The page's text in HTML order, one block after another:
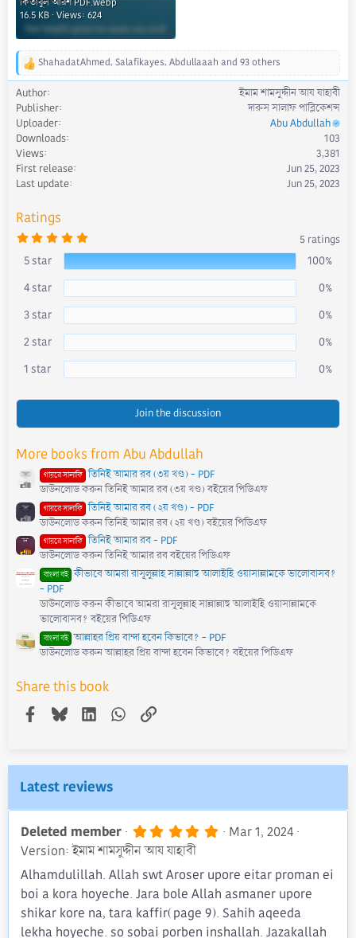
কিতাবুল আরশ PDF.webp
16.5 KB · Views: 624
R
e
a
c
t
i
o
n
s
ShahadatAhmed, Salafikayes, Abdullaaah and 93 others
Author
ইমাম শামসুদ্দীন আয যাহাবী
Publisher
দারুস সালাফ পাব্লিকেশন্স
Uploader
Abu Abdullah
Downloads
103
Views
3,381
First release
Jun 25, 2023
Last update
Jun 25, 2023
Ratings
5
0
0
s
a
r
5 ratings
5 star
100%
4 star
0%
3 star
0%
2 star
0%
1 star
0%
Join the discussion
More books from Abu Abdullah
গায়রে সালাফি তিনিই আমার রব (৩য় খণ্ড) - PDF
ডাউনলোড করুন তিনিই আমার রব (৩য় খণ্ড) বইয়ের পিডিএফ
গায়রে সালাফি তিনিই আমার রব (২য় খণ্ড) - PDF
ডাউনলোড করুন তিনিই আমার রব (২য় খণ্ড) বইয়ের পিডিএফ
গায়রে সালাফি তিনিই আমার রব - PDF
ডাউনলোড করুন তিনিই আমার রব বইয়ের পিডিএফ
বাংলা বই কীভাবে আমরা রাসূলুল্লাহ সাল্লাল্লাহু আলাইহি ওয়াসাল্লামকে ভালোবাসব?
- PDF
ডাউনলোড করুন কীভাবে আমরা রাসূলুল্লাহ সাল্লাল্লাহু আলাইহি ওয়াসাল্লামকে
ভালোবাসব? বইয়ের পিডিএফ
বাংলা বই আল্লাহর প্রিয় বান্দা হবেন কিভাবে? - PDF
ডাউনলোড করুন আল্লাহর প্রিয় বান্দা হবেন কিভাবে? বইয়ের পিডিএফ
Share this book
Facebook
BlueskyLinkedInWhatsApp
Link
Latest reviews
Deleted member 5
0
s
t
a
r
(
Mar 1, 2024
Version: ইমাম শামসুদ্দীন আয যাহাবী
Alhamdulillah. Allah swt Aroser upore eitar proman ei
boi a kora hoyeche. Jara bole Allah asmaner upore
shikar kore na, tara kaffir(page 9). Sahih aqeeda
lekha hoyeche. so sobai porben inshallah. Jazakallah